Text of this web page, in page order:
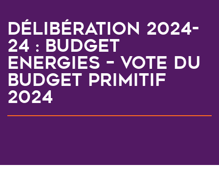
Délibération 2024-
24 : Budget
Energies – vote du
budget primitif
2024